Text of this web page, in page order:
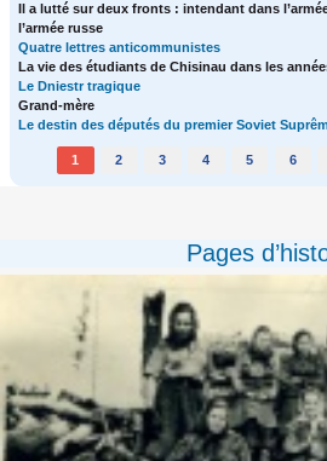
Il a lutté sur deux fronts : intendant dans
l’armée russe
Quatre lettres anticommunistes
La vie des étudiants de Chisinau dans les
Le Dniestr tragique
Grand-mère
Le destin des députés du premier Soviet
1 2 3 4 5 6
Pages